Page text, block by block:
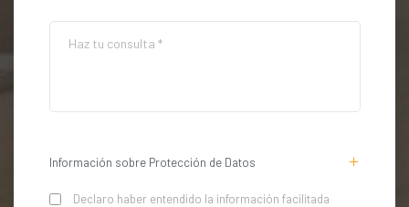
Información sobre Protección de Datos
Declaro haber entendido la información facilitada